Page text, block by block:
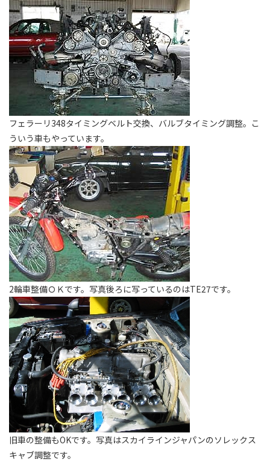
フェラーリ348タイミングベルト交換、バルブタイミング調整。こ
ういう車もやっています。
2輪車整備ＯＫです。写真後ろに写っているのはTE27です。
旧車の整備もOKです。写真はスカイラインジャパンのソレックス
キャブ調整です。